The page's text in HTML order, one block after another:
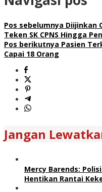
Pos sebelumnya Diijinkan
Teken SK CPNS Hingga
Pos berikutnya Pasien
Capai 18 Orang
Jangan
Mercy Barends:
Hentikan Rantai